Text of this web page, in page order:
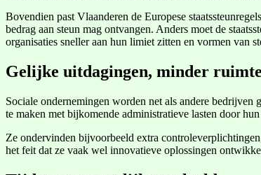
Bovendien past Vlaanderen de Europese
bedrag aan steun mag ontvangen. Anders moet de
organisaties sneller aan hun limiet zitten en vormen van
Gelijke uitdagingen, minder ruimte
Sociale ondernemingen worden net als andere
te maken met bijkomende administratieve lasten door
Ze ondervinden bijvoorbeeld extra
het feit dat ze vaak wel innovatieve oplossingen